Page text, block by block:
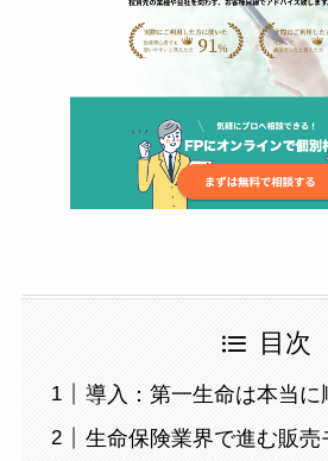
目次
導入：第一生命は本当に
生命保険業界で進む販売